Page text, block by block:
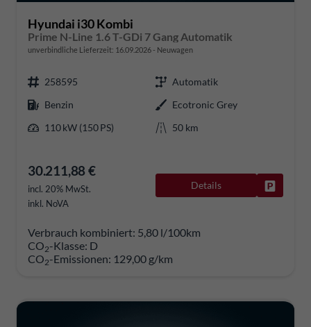
Hyundai i30 Kombi
Prime N-Line 1.6 T-GDi 7 Gang Automatik
unverbindliche Lieferzeit: 16.09.2026 Neuwagen
258595
Automatik
Benzin
Ecotronic Grey
110 kW (150 PS)
50 km
30.211,88 €
incl. 20% MwSt.
inkl. NoVA
Details
Verbrauch kombiniert: 5,80 l/100km
CO2-Klasse: D
CO2-Emissionen: 129,00 g/km